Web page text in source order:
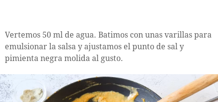
Vertemos 50 ml de agua. Batimos con unas varillas para
emulsionar la salsa y ajustamos el punto de sal y
pimienta negra molida al gusto.